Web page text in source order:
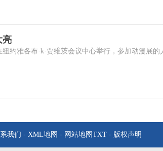
亮
约雅各布·k·贾维茨会议中心举行，参加动漫展的
我们 - XML地图 - 网站地图 TXT- 版权声明